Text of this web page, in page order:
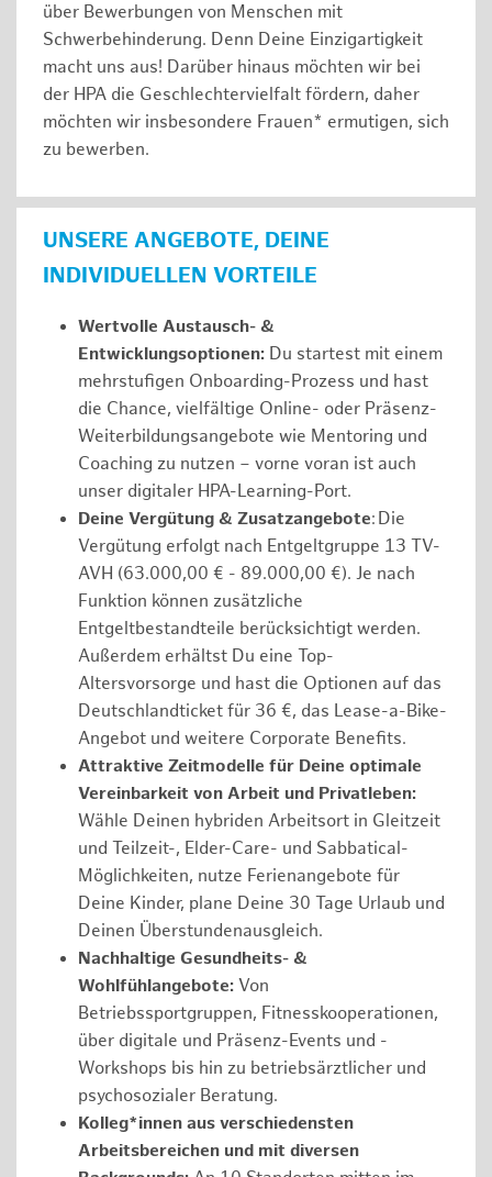
über Bewerbungen von Menschen mit
Schwerbehinderung. Denn Deine Einzigartigkeit
macht uns aus! Darüber hinaus möchten wir bei
der HPA die Geschlechtervielfalt fördern, daher
möchten wir insbesondere Frauen* ermutigen, sich
zu bewerben.
UNSERE ANGEBOTE, DEINE
INDIVIDUELLEN VORTEILE
Wertvolle Austausch- &
Entwicklungsoptionen: Du startest mit einem
mehrstufigen Onboarding-Prozess und hast
die Chance, vielfältige Online- oder Präsenz-
Weiterbildungsangebote wie Mentoring und
Coaching zu nutzen – vorne voran ist auch
unser digitaler HPA-Learning-Port.
Deine Vergütung & Zusatzangebote: Die
Vergütung erfolgt nach Entgeltgruppe 13 TV-
AVH (63.000,00 € - 89.000,00 €). Je nach
Funktion können zusätzliche
Entgeltbestandteile berücksichtigt werden.
Außerdem erhältst Du eine Top-
Altersvorsorge und hast die Optionen auf das
Deutschlandticket für 36 €, das Lease-a-Bike-
Angebot und weitere Corporate Benefits.
Attraktive Zeitmodelle für Deine optimale
Vereinbarkeit von Arbeit und Privatleben:
Wähle Deinen hybriden Arbeitsort in Gleitzeit
und Teilzeit-, Elder-Care- und Sabbatical-
Möglichkeiten, nutze Ferienangebote für
Deine Kinder, plane Deine 30 Tage Urlaub und
Deinen Überstundenausgleich.
Nachhaltige Gesundheits- &
Wohlfühlangebote: Von
Betriebssportgruppen, Fitnesskooperationen,
über digitale und Präsenz-Events und -
Workshops bis hin zu betriebsärztlicher und
psychosozialer Beratung.
Kolleg*innen aus verschiedensten
Arbeitsbereichen und mit diversen